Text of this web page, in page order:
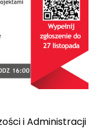
i Administracji